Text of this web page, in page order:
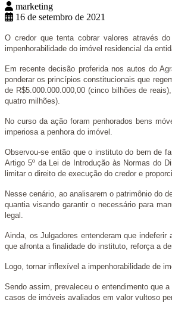
marketing
16 de setembro de 2021
O credor que tenta cobrar valores através
impenhorabilidade do imóvel residencial da
Em recente decisão proferida nos autos do
ponderar os princípios constitucionais que
de R$5.000.000.000,00 (cinco bilhões de
quatro milhões).
No curso da ação foram penhorados bens
imperiosa a penhora do imóvel.
Observou-se então que o instituto do bem de
Artigo 5º da Lei de Introdução às Normas do
limitar o direito de execução do credor e
Nesse cenário, ao analisarem o patrimônio do
quantia visando garantir o necessário para
legal.
Ainda, os Julgadores entenderam que
que afronta a finalidade do instituto, reforça a
Logo, tornar inflexível a impenhorabilidade de
Sendo assim, prevaleceu o entendimento que
casos de imóveis avaliados em valor vultoso